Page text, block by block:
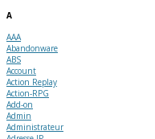
A
AAA
Abandonware
ABS
Account
Action Replay
Action-RPG
Add-on
Admin
Administrateur